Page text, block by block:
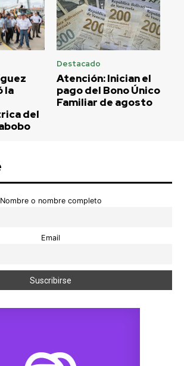
la
del
Destacado
Atención: Inician el
pago del Bono Único
Familiar de agosto
Nombre o nombre completo
Email